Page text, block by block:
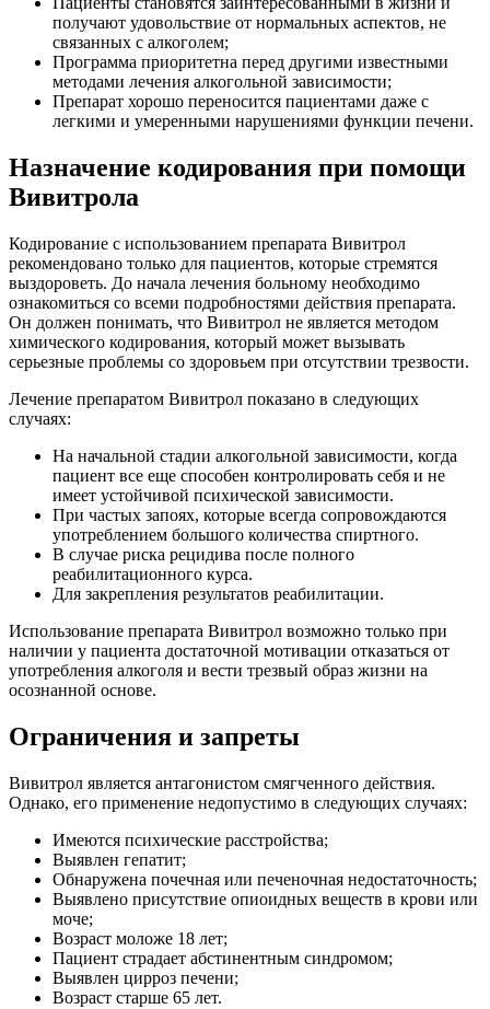
получают удовольствие от нормальных аспектов, не
связанных с алкоголем;
Программа приоритетна перед другими известными
методами лечения алкогольной зависимости;
Препарат хорошо переносится пациентами даже с
легкими и умеренными нарушениями функции печени.
Назначение кодирования при помощи
Вивитрола
Кодирование с использованием препарата Вивитрол
рекомендовано только для пациентов, которые стремятся
выздороветь. До начала лечения больному необходимо
ознакомиться со всеми подробностями действия препарата.
Он должен понимать, что Вивитрол не является методом
химического кодирования, который может вызывать
серьезные проблемы со здоровьем при отсутствии трезвости.
Лечение препаратом Вивитрол показано в следующих
случаях:
На начальной стадии алкогольной зависимости, когда
пациент все еще способен контролировать себя и не
имеет устойчивой психической зависимости.
При частых запоях, которые всегда сопровождаются
употреблением большого количества спиртного.
В случае риска рецидива после полного
реабилитационного курса.
Для закрепления результатов реабилитации.
Использование препарата Вивитрол возможно только при
наличии у пациента достаточной мотивации отказаться от
употребления алкоголя и вести трезвый образ жизни на
осознанной основе.
Ограничения и запреты
Вивитрол является антагонистом смягченного действия.
Однако, его применение недопустимо в следующих случаях:
Имеются психические расстройства;
Выявлен гепатит;
Обнаружена почечная или печеночная недостаточность;
Выявлено присутствие опиоидных веществ в крови или
моче;
Возраст моложе 18 лет;
Пациент страдает абстинентным синдромом;
Выявлен цирроз печени;
Возраст старше 65 лет.